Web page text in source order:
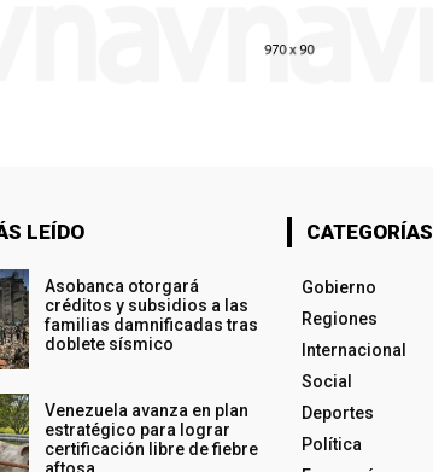
LEÍDO
Asobanca otorgará
créditos y subsidios a las
familias damnificadas tras
doblete sísmico
Venezuela avanza en plan
estratégico para lograr
certificación libre de fiebre
CATEGORÍAS
Gobierno
Regiones
Internacional
Social
Deportes
Política